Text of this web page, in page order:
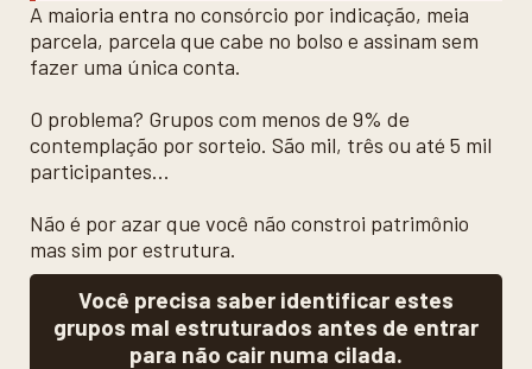
A maioria entra no consórcio por indicação, meia
parcela, parcela que cabe no bolso e assinam sem
fazer uma única conta.
O problema? Grupos com menos de 9% de
contemplação por sorteio. São mil, três ou até 5 mil
participantes...
Não é por azar que você não constroi patrimônio
mas sim por estrutura.
Você precisa saber identificar estes
grupos mal estruturados antes de entrar
para não cair numa cilada.